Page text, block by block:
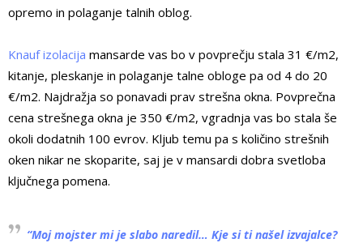
opremo in polaganje talnih oblog.
Knauf izolacija mansarde vas bo v povprečju stala 31 €/m2,
kitanje, pleskanje in polaganje talne obloge pa od 4 do 20
€/m2. Najdražja so ponavadi prav strešna okna. Povprečna
cena strešnega okna je 350 €/m2, vgradnja vas bo stala še
okoli dodatnih 100 evrov. Kljub temu pa s količino strešnih
oken nikar ne skoparite, saj je v mansardi dobra svetloba
ključnega pomena.
“Moj mojster mi je slabo naredil… Kje si ti našel izvajalce?